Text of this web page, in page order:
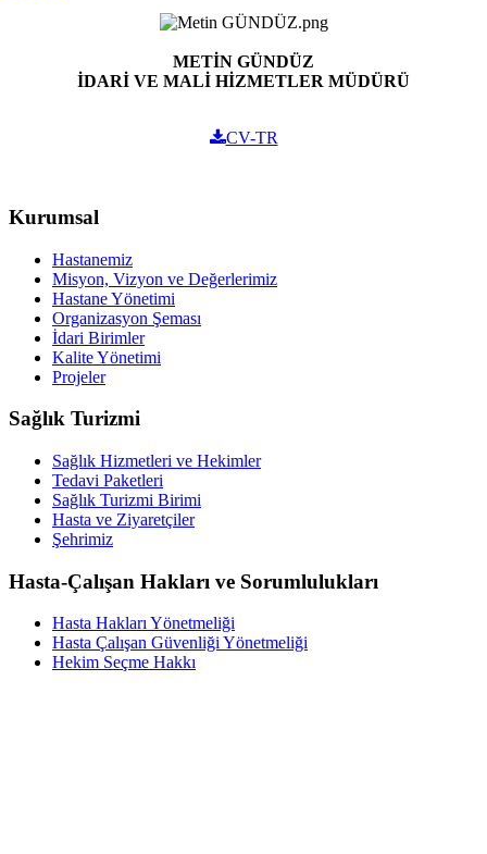
METİN GÜNDÜZ
İDARİ VE MALİ HİZMETLER MÜDÜRÜ
CV-TR
Kurumsal
Hastanemiz
Misyon, Vizyon ve Değerlerimiz
Hastane Yönetimi
Organizasyon Şeması
İdari Birimler
Kalite Yönetimi
Projeler
Sağlık Turizmi
Sağlık Hizmetleri ve Hekimler
Tedavi Paketleri
Sağlık Turizmi Birimi
Hasta ve Ziyaretçiler
Şehrimiz
Hasta-Çalışan Hakları ve Sorumlulukları
Hasta Hakları Yönetmeliği
Hasta Çalışan Güvenliği Yönetmeliği
Hekim Seçme Hakkı